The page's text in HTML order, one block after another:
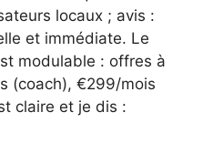
locaux ; avis :
et immédiate. Le
modulable : offres à
(coach), €299/mois
claire et je dis :